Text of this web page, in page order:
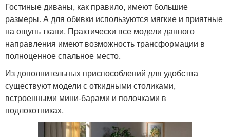
Гостиные диваны, как правило, имеют большие
размеры. А для обивки используются мягкие и приятные
на ощупь ткани. Практически все модели данного
направления имеют возможность трансформации в
полноценное спальное место.
Из дополнительных приспособлений для удобства
существуют модели с откидными столиками,
встроенными мини-барами и полочками в
подлокотниках.